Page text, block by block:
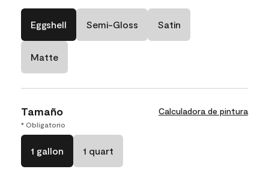
Eggshell Semi-Gloss Satin
Matte
Tamaño Calculadora de pintura
* Obligatorio
1 gallon 1 quart